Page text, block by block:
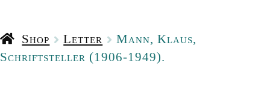
Shop Letter
Mann, Klaus,
Schriftsteller (1906-1949).